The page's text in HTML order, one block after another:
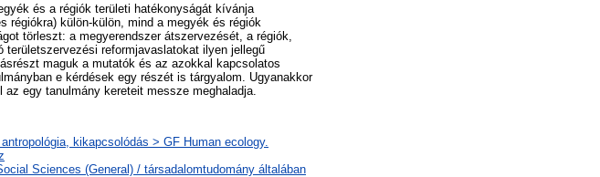
és a régiók területi hatékonyságát kívánja
régiókra) külön-külön, mind a megyék és régiók
törleszt: a megyerendszer átszervezését, a régiók,
reformjavaslatokat ilyen jellegű
maguk a mutatók és az azokkal kapcsolatos
e kérdések egy részét is tárgyalom. Ugyanakkor
egy tanulmány kereteit messze meghaladja.
kikapcsolódás > GF Human ecology.
Sciences (General) / társadalomtudomány általában